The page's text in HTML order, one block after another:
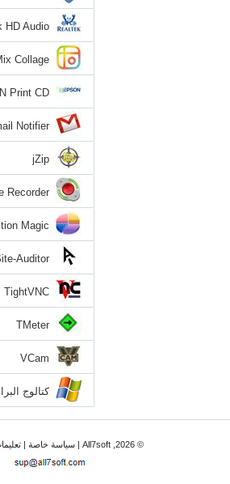
HD Audio
Collage
Print CD
Notifier
jZip
Recorder
Magic
Site-Auditor
TightVNC
TMeter
VCam
7
© 2026, All7soft | سياسة خاصة|